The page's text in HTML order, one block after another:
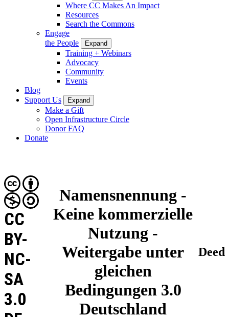
Where CC Makes An Impact
Resources
Search the Commons
Engage
the People
Expand
Training + Webinars
Advocacy
Community
Events
Blog
Support Us
Expand
Make a Gift
Open Infrastructure Circle
Donor FAQ
Donate
Namensnennung -
Keine kommerzielle
Nutzung -
Weitergabe unter
gleichen
Bedingungen 3.0
Deutschland
CC
BY-
NC-
SA
3.0
Deed